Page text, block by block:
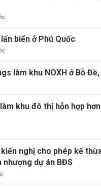
biển ở Phú Quốc
làm khu NOXH ở Bồ
khu đô thị hỗn hợp
nghị cho phép kế
nhượng dự án BĐS